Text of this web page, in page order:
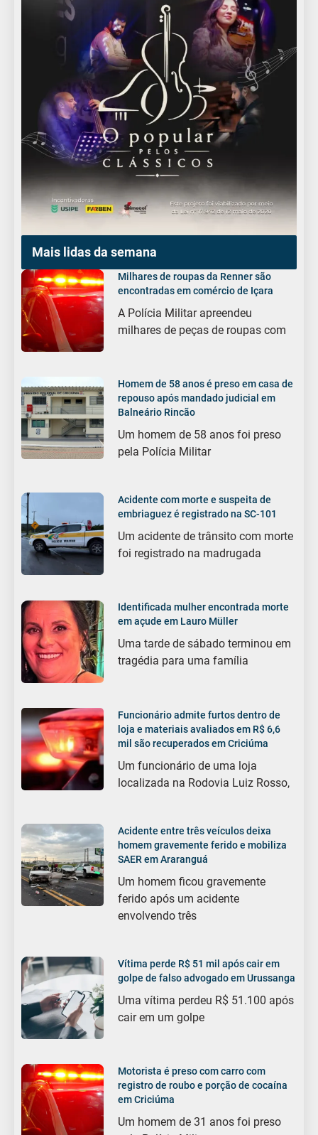
Mais lidas da semana
Milhares de roupas da Renner são
encontradas em comércio de Içara
A Polícia Militar apreendeu
milhares de peças de roupas com
Homem de 58 anos é preso em casa de
repouso após mandado judicial em
Balneário Rincão
Um homem de 58 anos foi preso
pela Polícia Militar
Acidente com morte e suspeita de
embriaguez é registrado na SC-101
Um acidente de trânsito com morte
foi registrado na madrugada
Identificada mulher encontrada morte
em açude em Lauro Müller
Uma tarde de sábado terminou em
tragédia para uma família
Funcionário admite furtos dentro de
loja e materiais avaliados em R$ 6,6
mil são recuperados em Criciúma
Um funcionário de uma loja
localizada na Rodovia Luiz Rosso,
Acidente entre três veículos deixa
homem gravemente ferido e mobiliza
SAER em Araranguá
Um homem ficou gravemente
ferido após um acidente
envolvendo três
Vítima perde R$ 51 mil após cair em
golpe de falso advogado em Urussanga
Uma vítima perdeu R$ 51.100 após
cair em um golpe
Motorista é preso com carro com
registro de roubo e porção de cocaína
em Criciúma
Um homem de 31 anos foi preso